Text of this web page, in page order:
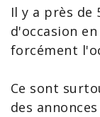
Il y a près de
d'occasion
forcément
Ce sont
des